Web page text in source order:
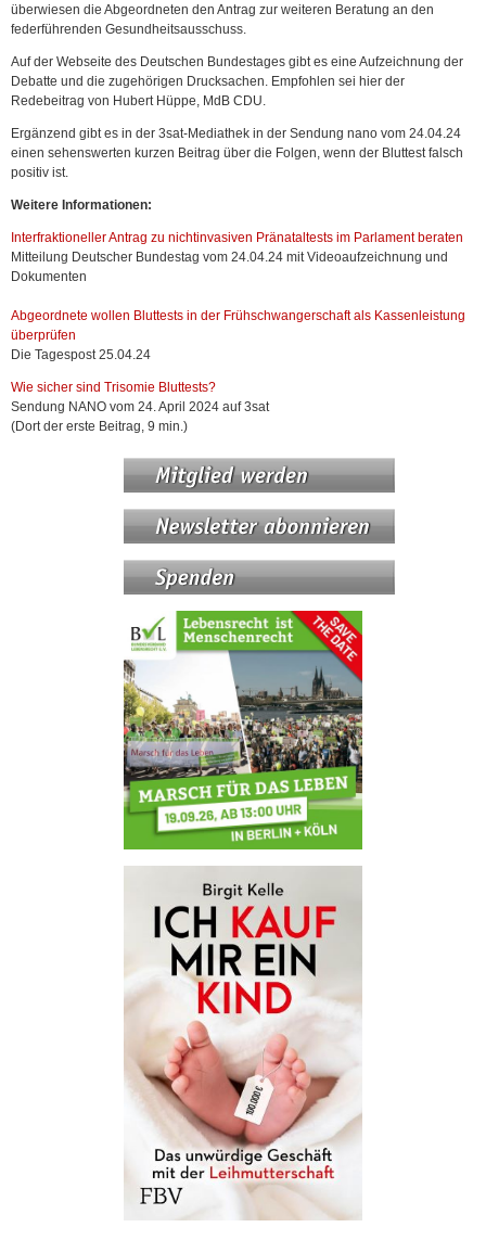
überwiesen die Abgeordneten den Antrag zur weiteren Beratung an den
federführenden Gesundheitsausschuss.
Auf der Webseite des Deutschen Bundestages gibt es eine Aufzeichnung der
Debatte und die zugehörigen Drucksachen. Empfohlen sei hier der
Redebeitrag von Hubert Hüppe, MdB CDU.
Ergänzend gibt es in der 3sat-Mediathek in der Sendung nano vom 24.04.24
einen sehenswerten kurzen Beitrag über die Folgen, wenn der Bluttest falsch
positiv ist.
Weitere Informationen:
Interfraktioneller Antrag zu nichtinvasiven Pränataltests im Parlament beraten
Mitteilung Deutscher Bundestag vom 24.04.24 mit Videoaufzeichnung und
Dokumenten
Abgeordnete wollen Bluttests in der Frühschwangerschaft als Kassenleistung
überprüfen
Die Tagespost 25.04.24
Wie sicher sind Trisomie Bluttests?
Sendung NANO vom 24. April 2024 auf 3sat
(Dort der erste Beitrag, 9 min.)